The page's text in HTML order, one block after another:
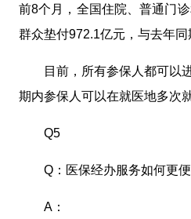
前8个月，全国住院、普通门
群众垫付972.1亿元，与去年
目前，所有参保人都可以
期内参保人可以在就医地多次
Q5
Q：医保经办服务如何更
A：